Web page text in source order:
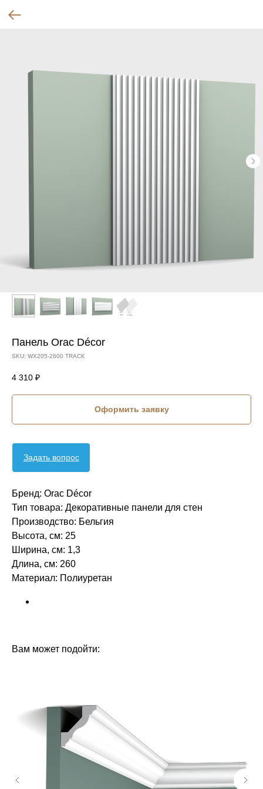
Панель Orac Décor
SKU: WX205-2600 TRACK
4 310 ₽
Оформить заявку
Задать вопрос
Бренд: Orac Décor
Тип товара: Декоративные панели для стен
Производство: Бельгия
Высота, см: 25
Ширина, см: 1,3
Длина, см: 260
Материал: Полиуретан
Вам может подойти: